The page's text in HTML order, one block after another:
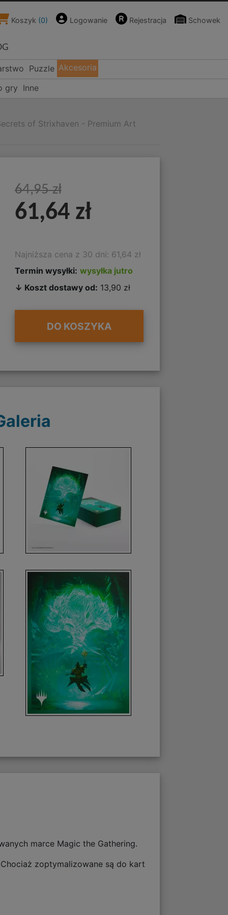
Koszyk (0) Logowanie Rejestracja Schowek
Puzzle Akcesoria
gry Inne
of Strixhaven - Premium Art
64,95 zł
61,64 zł
Najniższa cena z 30 dni: 61,64 zł
Termin wysyłki: wysyłka jutro
↓ Koszt dostawy od: 13,90 zł
DO KOSZYKA
marce Magic the Gathering.
zoptymalizowane są do kart